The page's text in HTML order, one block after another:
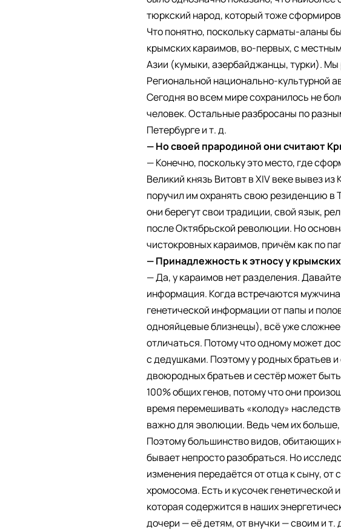
тюркский народ, который тоже
Что понятно, поскольку сарматы-аланы
крымских караимов, во-первых, с
Азии (кумыки, азербайджанцы, турки).
Региональной национально-культурной
Сегодня во всем мире сохранилось не
человек. Остальные разбросаны по
Петербурге и т. д.
— Но своей прародиной они считают
— Конечно, поскольку это место, где
Великий князь Витовт в XIV веке вывез
поручил им охранять свою резиденцию в
они берегут свои традиции, свой язык,
после Октябрьской революции. Но
чистокровных караимов, причём как по
— Принадлежность к этносу у
— Да, у караимов нет разделения.
информация. Когда встречаются
генетической информации от папы и
однояйцевые близнецы), всё уже
отличаться. Потому что одному может
с дедушками. Поэтому у родных братьев
двоюродных братьев и сестёр может
100% общих генов, потому что они
время перемешивать «колоду»
важно для эволюции. Ведь чем их
Поэтому большинство видов, обитающих
бывает непросто разобраться. Но
изменения передаётся от отца к сыну, от
хромосома. Есть и кусочек
которая содержится в наших
дочери — её детям, от внучки — своим и